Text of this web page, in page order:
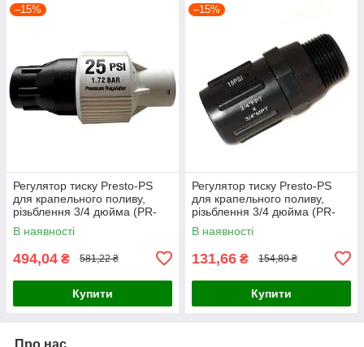
–15%
Регулятор тиску Presto-PS
для крапельного поливу,
різьблення 3/4 дюйма (PR-
0142-H)
В наявності
494,04 ₴ 581,22 ₴
Купити
–15%
Регулятор тиску Presto-PS
для крапельного поливу,
різьблення 3/4 дюйма (PR-
013420-H)
В наявності
131,66 ₴ 154,89 ₴
Купити
Про нас